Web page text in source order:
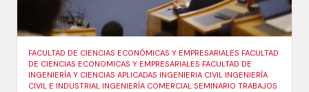
FACULTAD DE CIENCIAS ECONÓMICAS Y EMPRESARIALES FACULTAD
DE CIENCIAS ECONOMICAS Y EMPRESARIALES FACULTAD DE
INGENIERÍA Y CIENCIAS APLICADAS INGENIERIA CIVIL INGENIERÍA
CIVIL E INDUSTRIAL INGENIERÍA COMERCIAL SEMINARIO TRABAJOS